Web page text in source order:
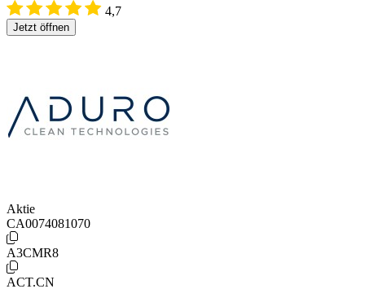
4,7
Jetzt öffnen
Aktie
CA0074081070
A3CMR8
ACT.CN